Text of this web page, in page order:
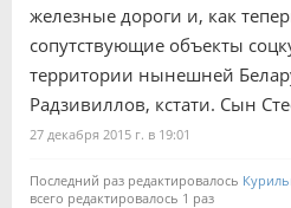
железные дороги и, как
сопутствующие объекты
территории нынешней
Радзивиллов, кстати. Сын
27 декабря 2015 г. в 19:01
Последний раз редактировалось
всего редактировалось 1 раз